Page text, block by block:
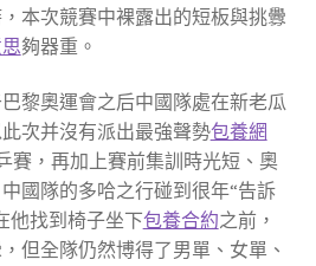
本次競賽中裸露出的短板與挑釁
夠器重。
黎奧運會之后中國隊處在新老瓜
次并沒有派出最強聲勢包養網
賽，再加上賽前集訓時光短、奧
國隊的多哈之行碰到很年“告訴
他找到椅子坐下包養合約之前，
但全隊仍然博得了男單、女單、